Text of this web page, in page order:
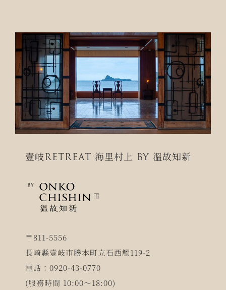
壹岐RETREAT 海里村上 BY 溫故知新
〒811-5556
長崎縣壹岐市勝本町立石西觸119-2
電話：0920-43-0770
(服務時間 10:00～18:00)